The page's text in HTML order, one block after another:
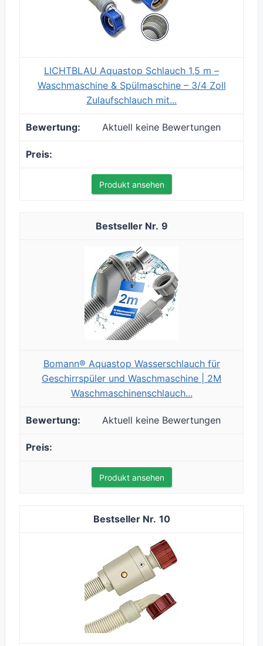
LICHTBLAU Aquastop Schlauch 1,5 m –
Waschmaschine & Spülmaschine – 3/4 Zoll
Zulaufschlauch mit...
Aktuell keine Bewertungen
Produkt ansehen
9
Bomann® Aquastop Wasserschlauch für
Geschirrspüler und Waschmaschine | 2M
Waschmaschinenschlauch...
Aktuell keine Bewertungen
Produkt ansehen
10